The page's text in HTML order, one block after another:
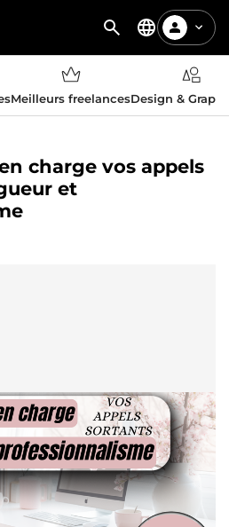
Meilleurs freelancesDesign &
charge vos appels
et